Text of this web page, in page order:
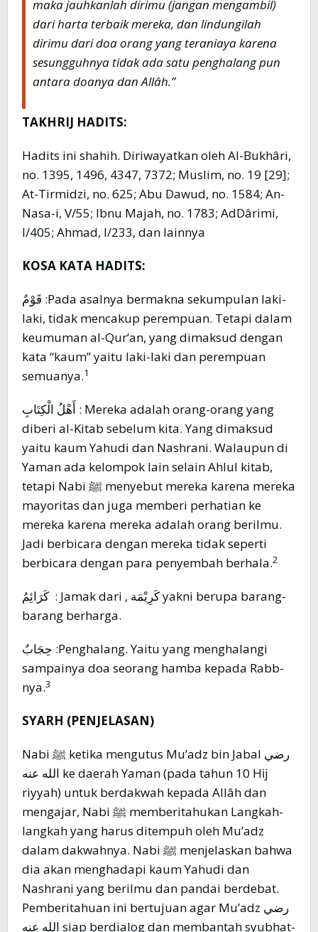
maka jauhkanlah dirimu (jangan mengambil)
dari harta terbaik mereka, dan lindungilah
dirimu dari doa orang yang teraniaya karena
sesungguhnya tidak ada satu penghalang pun
antara doanya dan Allâh.”
TAKHRIJ HADITS:
Hadits ini shahih. Diriwayatkan oleh Al-Bukhâri,
no. 1395, 1496, 4347, 7372; Muslim, no. 19 [29];
At-Tirmidzi, no. 625; Abu Dawud, no. 1584; An-
Nasa-i, V/55; Ibnu Majah, no. 1783; AdDârimi,
I/405; Ahmad, I/233, dan lainnya
KOSA KATA HADITS:
قَوْمٌ :Pada asalnya bermakna sekumpulan laki-
laki, tidak mencakup perempuan. Tetapi dalam
keumuman al-Qur’an, yang dimaksud dengan
kata “kaum” yaitu laki-laki dan perempuan
semuanya.1
أَهْلُ الْكِتَابِ : Mereka adalah orang-orang yang
diberi al-Kitab sebelum kita. Yang dimaksud
yaitu kaum Yahudi dan Nashrani. Walaupun di
Yaman ada kelompok lain selain Ahlul kitab,
tetapi Nabi ﷺ menyebut mereka karena mereka
mayoritas dan juga memberi perhatian ke
mereka karena mereka adalah orang berilmu.
Jadi berbicara dengan mereka tidak seperti
berbicara dengan para penyembah berhala.2
كَرَائِمُ : Jamak dari , كَرِيْمَة yakni berupa barang-
barang berharga.
حِجَابٌ :Penghalang. Yaitu yang menghalangi
sampainya doa seorang hamba kepada Rabb-
nya.3
SYARH (PENJELASAN)
Nabi ﷺ ketika mengutus Mu’adz bin Jabal رضي
الله عنه ke daerah Yaman (pada tahun 10 Hĳ
riyyah) untuk berdakwah kepada Allâh dan
mengajar, Nabi ﷺ memberitahukan Langkah-
langkah yang harus ditempuh oleh Mu’adz
dalam dakwahnya. Nabi ﷺ menjelaskan bahwa
dia akan menghadapi kaum Yahudi dan
Nashrani yang berilmu dan pandai berdebat.
Pemberitahuan ini bertujuan agar Mu’adz رضي
الله عنه siap berdialog dan membantah syubhat-